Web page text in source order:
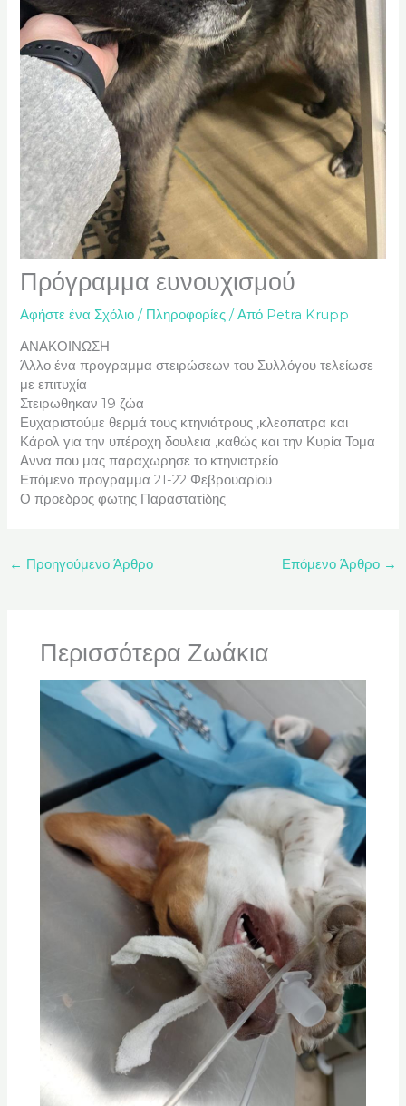
Πρόγραμμα ευνουχισμού
Αφήστε ένα Σχόλιο / Πληροφορίες / Από Petra Krupp
ΑΝΑΚΟΙΝΩΣΗ
Άλλο ένα προγραμμα στειρώσεων του Συλλόγου τελείωσε
με επιτυχία
Στειρωθηκαν 19 ζώα
Ευχαριστούμε θερμά τους κτηνιάτρους ,κλεοπατρα και
Κάρολ για την υπέροχη δουλεια ,καθώς και την Κυρία Τομα
Αννα που μας παραχωρησε το κτηνιατρείο
Επόμενο προγραμμα 21-22 Φεβρουαρίου
Ο προεδρος φωτης Παραστατίδης
← Προηγούμενο Άρθρο Επόμενο Άρθρο →
Περισσότερα Ζωάκια